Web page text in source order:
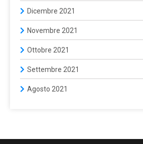
Dicembre 2021
Novembre 2021
Ottobre 2021
Settembre 2021
Agosto 2021